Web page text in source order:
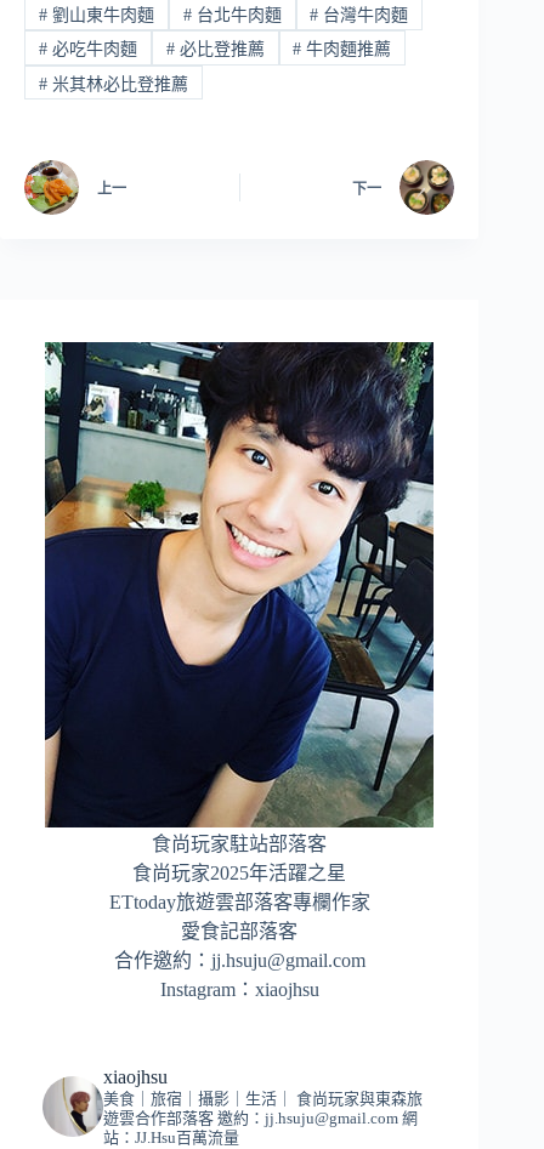
#劉山東牛肉麵 #台北牛肉麵 # 台灣牛肉麵
#必吃牛肉麵 #必比登推薦 # 牛肉麵推薦
#米其林必比登推薦
上一 下一
食尚玩家駐站部落客
食尚玩家2025年活躍之星
ETtoday旅遊雲部落客專欄作家
愛食記部落客
合作邀約： jj.hsuju@gmail.com
Instagram： xiaojhsu
xiaojhsu
美食｜旅宿｜攝影｜生活｜
食尚玩家與東森旅
遊雲合作部落客 邀約： jj.hsuju@gmail.com 網
站：JJ.Hsu百萬流量